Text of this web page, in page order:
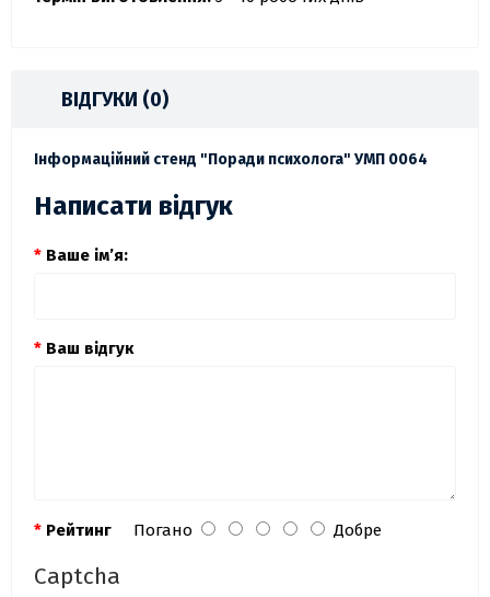
ВІДГУКИ (0)
Інформаційний стенд "Поради психолога" УМП 0064
Написати відгук
Ваше ім’я:
Ваш відгук
Рейтинг Погано Добре
Captcha